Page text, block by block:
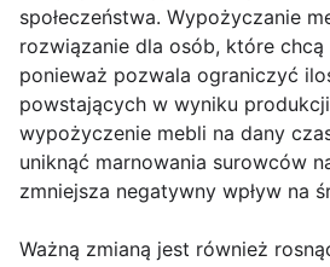
społeczeństwa. Wypożyczanie
rozwiązanie dla osób, które
ponieważ pozwala ograniczyć
powstających w wyniku
wypożyczenie mebli na dany
uniknąć marnowania surowców
zmniejsza negatywny wpływ na
Ważną zmianą jest również